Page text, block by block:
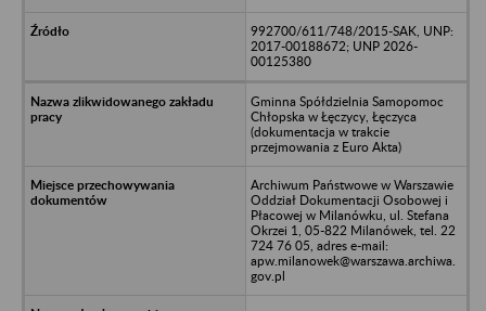
992700/611/748/2015-SAK, UNP:
2017-00188672; UNP 2026-
00125380
Gminna Spółdzielnia Samopomoc
Chłopska w Łęczycy, Łęczyca
(dokumentacja w trakcie
przejmowania z Euro Akta)
Archiwum Państwowe w Warszawie
Oddział Dokumentacji Osobowej i
Płacowej w Milanówku, ul. Stefana
Okrzei 1, 05-822 Milanówek, tel. 22
724 76 05, adres e-mail:
apw.milanowek@warszawa.archiwa.
gov.pl